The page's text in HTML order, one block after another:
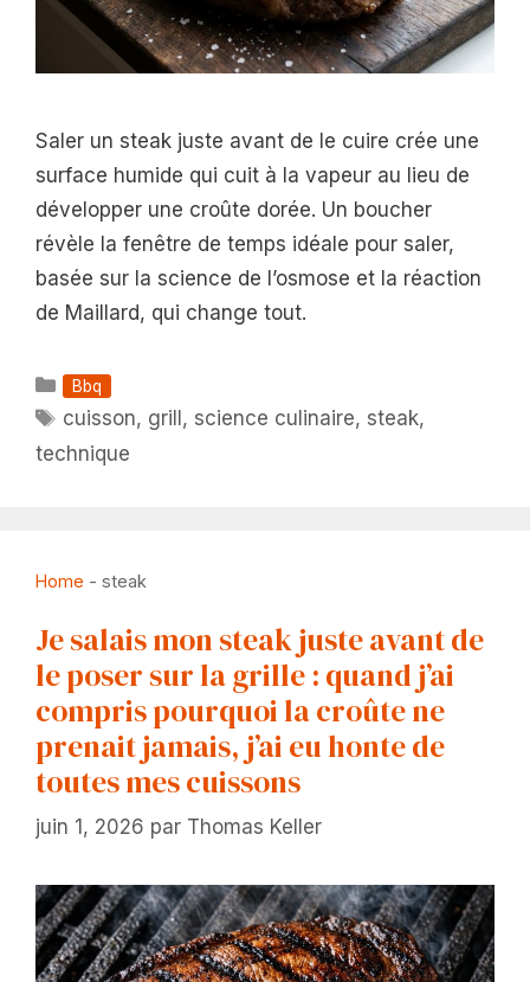
Saler un steak juste avant de le cuire crée une
surface humide qui cuit à la vapeur au lieu de
développer une croûte dorée. Un boucher
révèle la fenêtre de temps idéale pour saler,
basée sur la science de l’osmose et la réaction
de Maillard, qui change tout.
Catégories
Bbq
Étiquettes
cuisson, grill , science culinaire, steak,
technique
Home - steak
Je salais mon steak juste avant de
le poser sur la grille : quand j’ai
compris pourquoi la croûte ne
prenait jamais, j’ai eu honte de
toutes mes cuissons
juin 1, 2026 par Thomas Keller